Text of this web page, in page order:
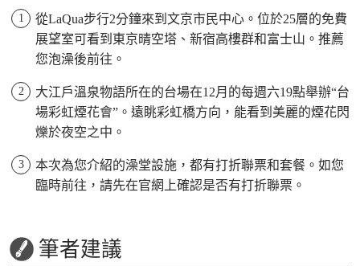
從LaQua步行2分鐘來到文京市民中心。位於25層的免費
展望室可看到東京晴空塔、新宿高樓群和富士山。推薦
您泡澡後前往。
大江戶溫泉物語所在的台場在12月的每週六19點舉辦“台
場彩虹煙花會”。遠眺彩虹橋方向，能看到美麗的煙花閃
爍於夜空之中。
本次為您介紹的澡堂設施，都有打折聯票和套餐。如您
臨時前往，請先在官網上確認是否有打折聯票。
筆者建議